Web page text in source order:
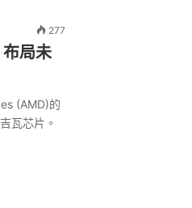
277
局未
(AMD)的
瓦芯片。